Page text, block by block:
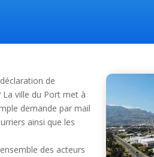
de
ville du Port met à
demande par mail
ainsi que les
des acteurs